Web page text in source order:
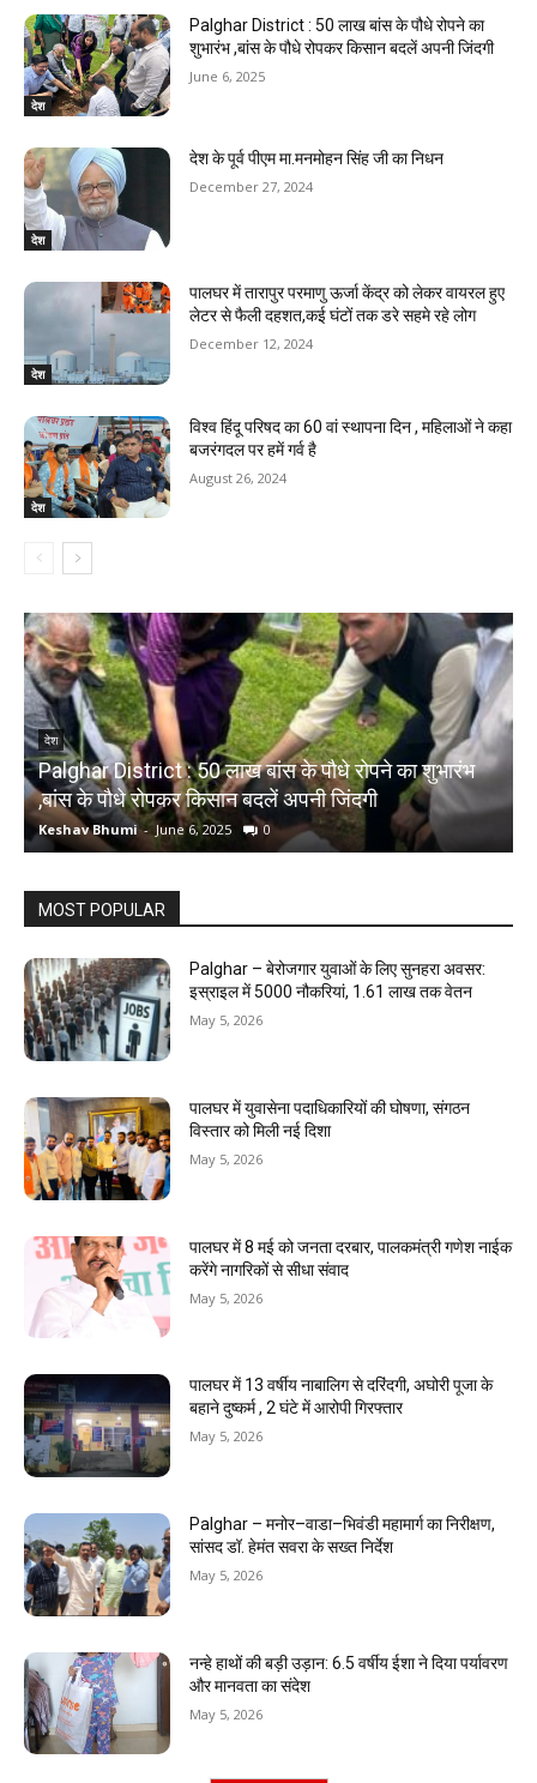
देश
Palghar District : 50 लाख बांस के पौधे रोपने का
शुभारंभ ,बांस के पौधे रोपकर किसान बदलें अपनी जिंदगी
June 6, 2025
देश
देश के पूर्व पीएम मा.मनमोहन सिंह जी का निधन
December 27, 2024
देश
पालघर में तारापुर परमाणु ऊर्जा केंद्र को लेकर वायरल हुए
लेटर से फैली दहशत,कई घंटों तक डरे सहमे रहे लोग
December 12, 2024
देश
विश्व हिंदू परिषद का 60 वां स्थापना दिन , महिलाओं ने कहा
बजरंगदल पर हमें गर्व है
August 26, 2024
देश
Palghar District : 50 लाख बांस के पौधे रोपने का शुभारंभ
,बांस के पौधे रोपकर किसान बदलें अपनी जिंदगी
Keshav Bhumi - June 6, 2025 0
MOST POPULAR
Palghar – बेरोजगार युवाओं के लिए सुनहरा अवसर:
इस्राइल में 5000 नौकरियां, ₹1.61 लाख तक वेतन
May 5, 2026
पालघर में युवासेना पदाधिकारियों की घोषणा, संगठन
विस्तार को मिली नई दिशा
May 5, 2026
पालघर में 8 मई को जनता दरबार, पालकमंत्री गणेश नाईक
करेंगे नागरिकों से सीधा संवाद
May 5, 2026
पालघर में 13 वर्षीय नाबालिग से दरिंदगी, अघोरी पूजा के
बहाने दुष्कर्म , 2 घंटे में आरोपी गिरफ्तार
May 5, 2026
Palghar – मनोर–वाडा–भिवंडी महामार्ग का निरीक्षण,
सांसद डॉ. हेमंत सवरा के सख्त निर्देश
May 5, 2026
नन्हे हाथों की बड़ी उड़ान: 6.5 वर्षीय ईशा ने दिया पर्यावरण
और मानवता का संदेश
May 5, 2026